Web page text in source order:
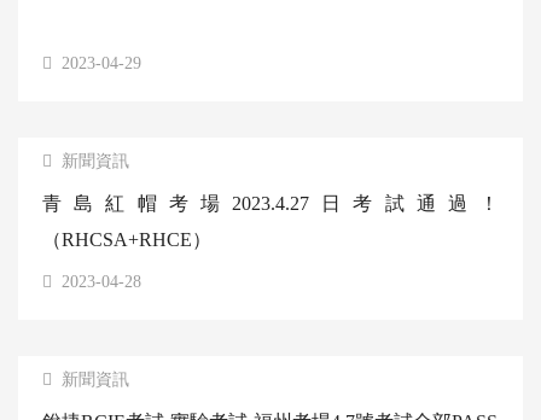
2023-04-29
新聞資訊
青島紅帽考場2023.4.27日考試通過！
（RHCSA+RHCE）
2023-04-28
新聞資訊